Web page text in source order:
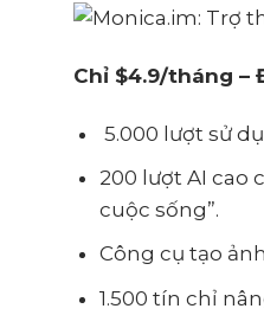
Chỉ $4.9/tháng –
5.000 lượt sử
200 lượt AI cao
cuộc sống”.
Công cụ tạo
1.500 tín chỉ